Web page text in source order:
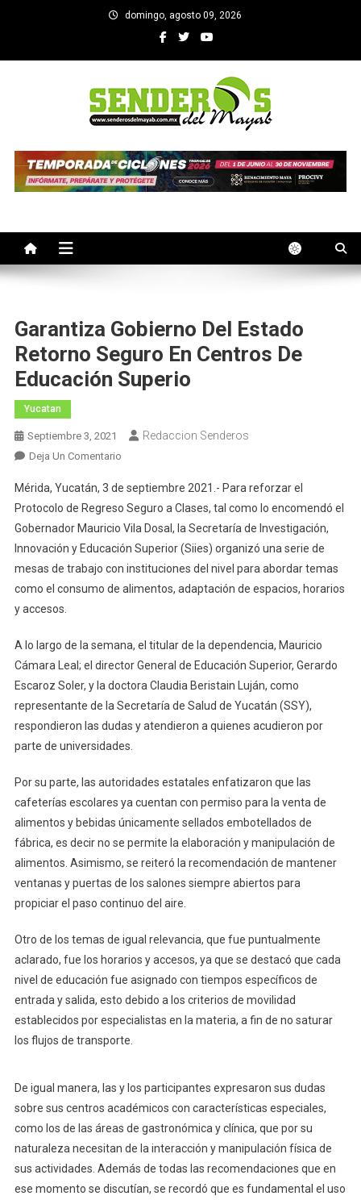
domingo, agosto 09, 2026
SENDEROS DEL MAYAB
Garantiza Gobierno Del Estado
Retorno Seguro En Centros De
Educación Superio
Yucatan
Septiembre 3, 2021 Redaccion Senderos
Deja Un ComentarioEn
Gobierno
Del
Estado
Retorno
Seguro
En
Educación
Superio
Mérida, Yucatán, 3 de septiembre 2021.- Para reforzar el
Protocolo de Regreso Seguro a Clases, tal como lo encomendó el
Gobernador Mauricio Vila Dosal, la Secretaría de Investigación,
Innovación y Educación Superior (Siies) organizó una serie de
mesas de trabajo con instituciones del nivel para abordar temas
como el consumo de alimentos, adaptación de espacios, horarios
y accesos.
A lo largo de la semana, el titular de la dependencia, Mauricio
Cámara Leal; el director General de Educación Superior, Gerardo
Escaroz Soler, y la doctora Claudia Beristain Luján, como
representante de la Secretaría de Salud de Yucatán (SSY),
respondieron las dudas y atendieron a quienes acudieron por
parte de universidades.
Por su parte, las autoridades estatales enfatizaron que las
cafeterías escolares ya cuentan con permiso para la venta de
alimentos y bebidas únicamente sellados embotellados de
fábrica, es decir no se permite la elaboración y manipulación de
alimentos. Asimismo, se reiteró la recomendación de mantener
ventanas y puertas de los salones siempre abiertos para
propiciar el paso continuo del aire.
Otro de los temas de igual relevancia, que fue puntualmente
aclarado, fue los horarios y accesos, ya que se destacó que cada
nivel de educación fue asignado con tiempos específicos de
entrada y salida, esto debido a los criterios de movilidad
establecidos por especialistas en la materia, a fin de no saturar
los flujos de transporte.
De igual manera, las y los participantes expresaron sus dudas
sobre sus centros académicos con características especiales,
como los de las áreas de gastronómica y clínica, que por su
naturaleza necesitan de la interacción y manipulación física de
sus actividades. Además de todas las recomendaciones que en
ese momento se discutían, se recordó que es fundamental el uso